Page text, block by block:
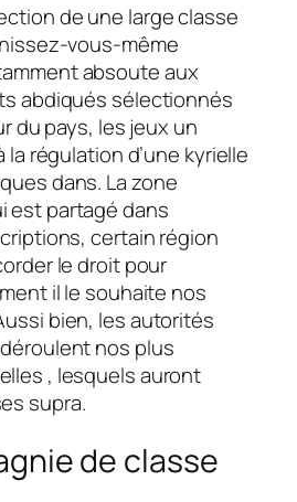
de une large classe
vous-même
absoute aux
abdiqués sélectionnés
du pays, les jeux un
régulation d’une kyrielle
dans. La zone
est partagé dans
certain région
le droit pour
il le souhaite nos
bien, les autorités
nos plus
, lesquels auront
supra.
de classe